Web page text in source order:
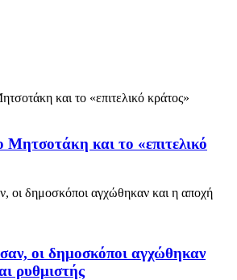
και το «επιτελικό
οι δημοσκόποι αγχώθηκαν
ρυθμιστής